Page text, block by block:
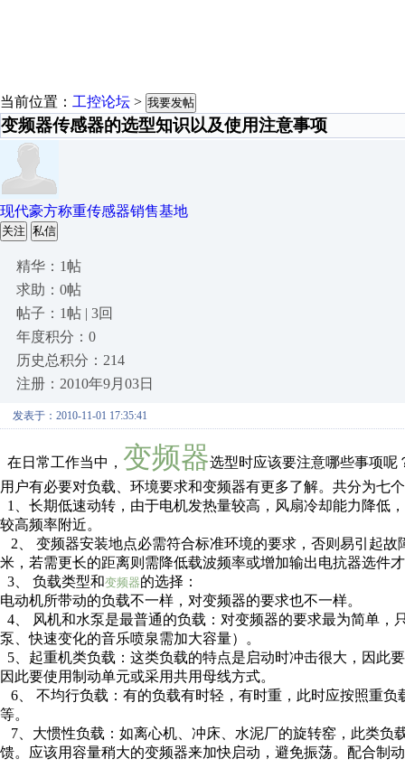
当前位置： 工控论坛 > 我要发帖
变频器传感器的选型知识以及使用注意事项
现代豪方称重传感器销售基地
关注 私信
精华：1帖
求助：0帖
帖子：1帖 | 3回
年度积分：0
历史总积分：214
注册：2010年9月03日
发表于：2010-11-01 17:35:41
在日常工作当中， 变频器选型时应该要注意哪些事项呢
用户有必要对负载、环境要求和变频器有更多了解。共分为七
1、长期低速动转，由于电机发热量较高，风扇冷却能力降低
较高频率附近。
2、 变频器安装地点必需符合标准环境的要求，否则易引起
米，若需更长的距离则需降低载波频率或增加输出电抗器选件
3、 负载类型和变频器的选择：
电动机所带动的负载不一样，对变频器的要求也不一样。
4、 风机和水泵是最普通的负载：对变频器的要求最为简单
泵、快速变化的音乐喷泉需加大容量）。
5、起重机类负载：这类负载的特点是启动时冲击很大，因此
因此要使用制动单元或采用共用母线方式。
6、 不均行负载：有的负载有时轻，有时重，此时应按照重
等。
7、大惯性负载：如离心机、冲床、水泥厂的旋转窑，此类负
馈。应该用容量稍大的变频器来加快启动，避免振荡。配合制